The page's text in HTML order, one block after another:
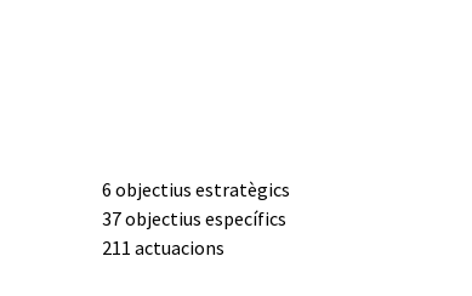
6 objectius estratègics
37 objectius específics
211 actuacions